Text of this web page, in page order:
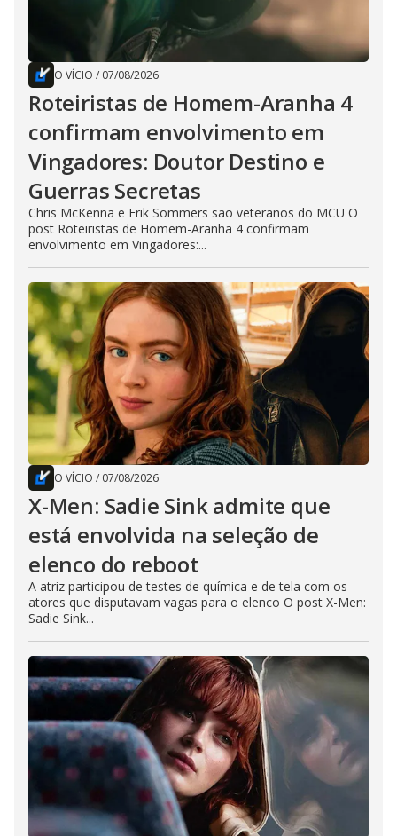
O VÍCIO / 07/08/2026
Roteiristas de Homem-Aranha 4
confirmam envolvimento em
Vingadores: Doutor Destino e
Guerras Secretas
Chris McKenna e Erik Sommers são veteranos do MCU O
post Roteiristas de Homem-Aranha 4 confirmam
envolvimento em Vingadores:...
O VÍCIO / 07/08/2026
X-Men: Sadie Sink admite que
está envolvida na seleção de
elenco do reboot
A atriz participou de testes de química e de tela com os
atores que disputavam vagas para o elenco O post X-Men:
Sadie Sink...